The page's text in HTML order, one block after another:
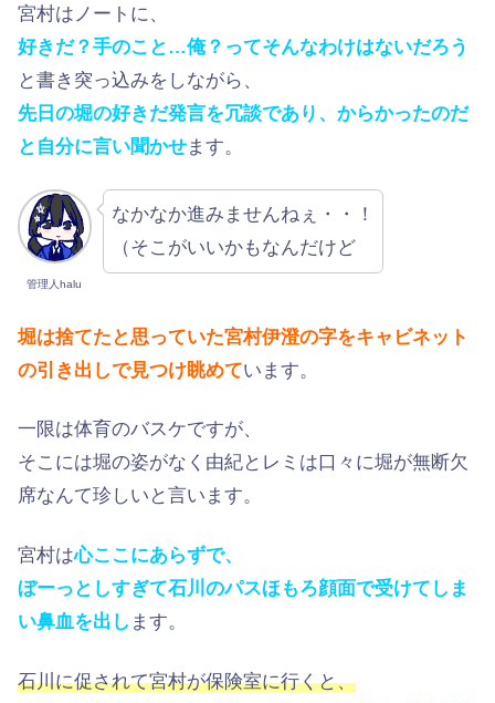
宮村はノートに、
好きだ？手のこと…俺？ってそんなわけはないだろう
と書き突っ込みをしながら、
先日の堀の好きだ発言を冗談であり、からかったのだ
と自分に言い聞かせ ます。
管理人halu
なかなか進みませんねぇ・・！
（そこがいいかもなんだけど
堀は捨てたと思っていた宮村伊澄の字をキャビネット
の引き出しで見つけ眺めています。
一限は体育のバスケですが、
そこには堀の姿がなく由紀とレミは口々に堀が無断欠
席なんて珍しいと言います。
宮村は心ここにあらずで、
ぼーっとしすぎて石川のパスほもろ顔面で受けてしま
い鼻血を出し ます。
石川に促されて宮村が保険室に行くと、